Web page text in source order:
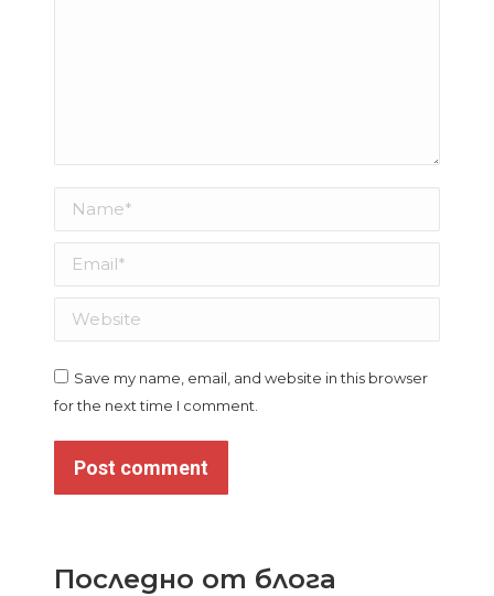
Name *
Email *
Website
Save my name, email, and website in this browser
for the next time I comment.
Post comment
Последно от блога